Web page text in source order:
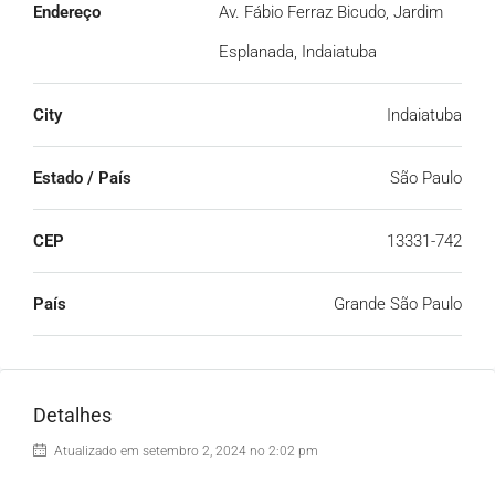
Endereço
Av. Fábio Ferraz Bicudo, Jardim
Esplanada, Indaiatuba
City Indaiatuba
Estado / País São Paulo
CEP 13331-742
País Grande São Paulo
Detalhes
Atualizado em setembro 2, 2024 no 2:02 pm